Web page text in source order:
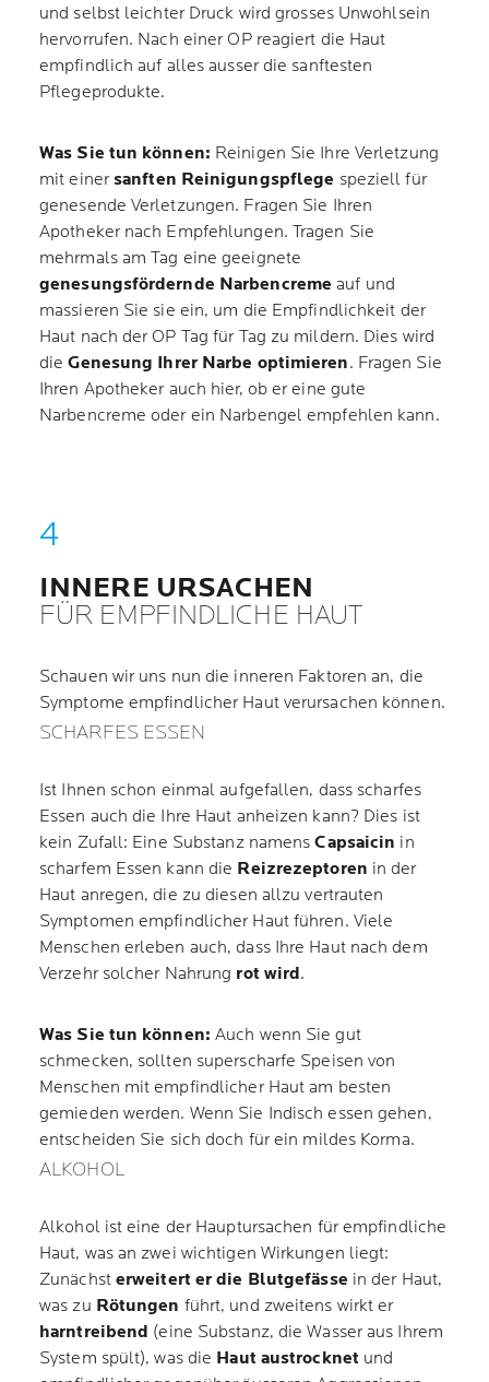
und selbst leichter Druck wird grosses Unwohlsein
hervorrufen. Nach einer OP reagiert die Haut
empfindlich auf alles ausser die sanftesten
Pflegeprodukte.
Was Sie tun können: Reinigen Sie Ihre Verletzung
mit einersanften Reinigungspflege speziell für
genesende Verletzungen. Fragen Sie Ihren
Apotheker nach Empfehlungen. Tragen Sie
mehrmals am Tag eine geeignete
genesungsfördernde Narbencreme auf und
massieren Sie sie ein, um die Empfindlichkeit der
Haut nach der OP Tag für Tag zu mildern. Dies wird
dieGenesung Ihrer Narbe optimieren. Fragen Sie
Ihren Apotheker auch hier, ob er eine gute
Narbencreme oder ein Narbengel empfehlen kann.
INNERE URSACHEN
FÜR EMPFINDLICHE HAUT
Schauen wir uns nun die inneren Faktoren an, die
Symptome empfindlicher Haut verursachen können.
SCHARFES ESSEN
Ist Ihnen schon einmal aufgefallen, dass scharfes
Essen auch die Ihre Haut anheizen kann? Dies ist
kein Zufall: Eine Substanz namensCapsaicin in
scharfem Essen kann die Reizrezeptoren in der
Haut anregen, die zu diesen allzu vertrauten
Symptomen empfindlicher Haut führen. Viele
Menschen erleben auch, dass Ihre Haut nach dem
Verzehr solcher Nahrung rot wird.
Was Sie tun können: Auch wenn Sie gut
schmecken, sollten superscharfe Speisen von
Menschen mit empfindlicher Haut am besten
gemieden werden. Wenn Sie Indisch essen gehen,
entscheiden Sie sich doch für ein mildes Korma.
ALKOHOL
Alkohol ist eine der Hauptursachen für empfindliche
Haut, was an zwei wichtigen Wirkungen liegt:
Zunächst erweitert er die Blutgefässe in der Haut,
was zu Rötungen führt, und zweitens wirkt er
harntreibend (eine Substanz, die Wasser aus Ihrem
System spült), was die Haut austrocknet und